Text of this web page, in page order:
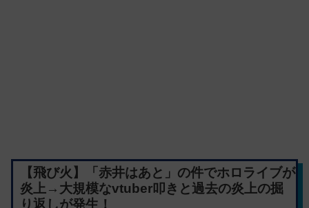
【飛び火】「赤井はあと」の件でホロライブが
炎上→大規模なvtuber叩きと過去の炎上の掘
り返しが発生！